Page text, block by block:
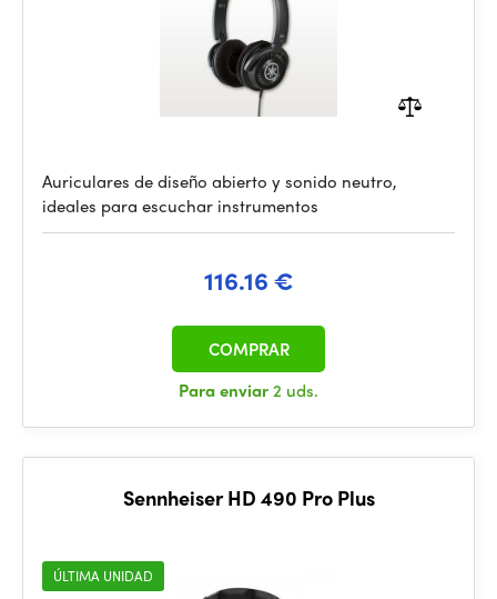
Auriculares de diseño abierto y sonido neutro,
ideales para escuchar instrumentos
116.16 €
Para enviar2 uds.
COMPRAR
Sennheiser HD 490 Pro Plus
ÚLTIMA UNIDAD